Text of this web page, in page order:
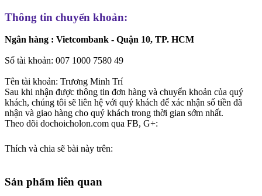
Thông tin chuyển khoản:
Ngân hàng : Vietcombank - Quận 10, TP. HCM
Số tài khoản: 007 1000 7580 49
Tên tài khoản: Trương Minh Trí
Sau khi nhận được thông tin đơn hàng và chuyển khoản của quý
khách, chúng tôi sẽ liên hệ với quý khách để xác nhận số tiền đã
nhận và giao hàng cho quý khách trong thời gian sớm nhất.
Theo dõi dochoicholon.com qua FB, G+:
Thích và chia sẽ bài này trên:
Sản phẩm liên quan